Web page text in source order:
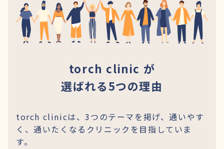
torch clinic が
選ばれる5つの理由
torch clinicは、3つのテーマを掲げ、通いやす
く、通いたくなるクリニックを目指していま
す。